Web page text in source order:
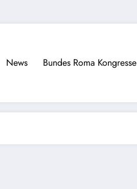
News Bundes Roma Kongresse